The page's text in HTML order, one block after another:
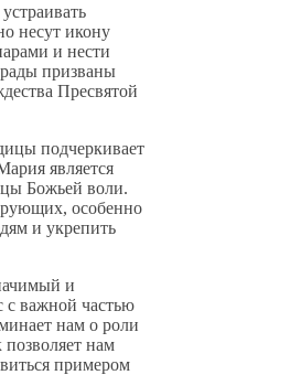
несут икону
и нести
призваны
Пресвятой
подчеркивает
является
Божьей воли.
особенно
и укрепить
и
с важной частью
нам о роли
нам
примером